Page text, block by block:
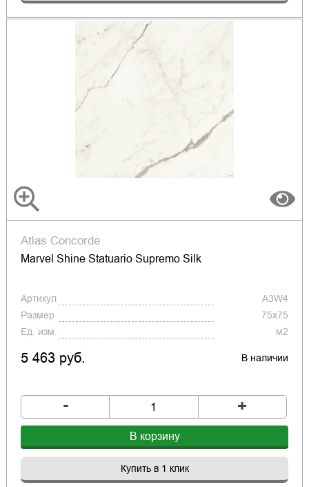
Atlas Concorde
Marvel Shine Statuario Supremo Silk
Артикул
A3W4
Размер
75x75
Ед. изм.
м2
5 463 руб. В наличии
- +
В корзину
Купить в 1 клик